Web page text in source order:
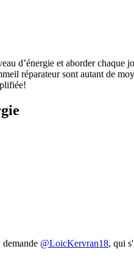
d’énergie et aborder
réparateur sont autant de
@LoicKervran18, qui